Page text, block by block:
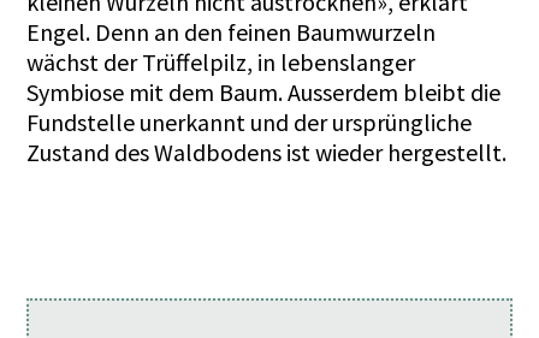
Engel. Denn an den feinen Baumwurzeln
wächst der Trüffelpilz, in lebenslanger
Symbiose mit dem Baum. Ausserdem bleibt die
Fundstelle unerkannt und der ursprüngliche
Zustand des Waldbodens ist wieder hergestellt.